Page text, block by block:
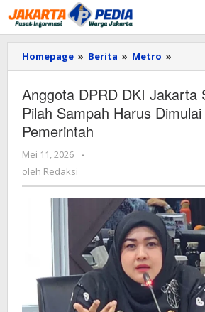
Lewati
ke
konten
Homepage » Berita » Metro »
DPRD
Sebut
dari
Anggota DPRD DKI Jakarta
Pilah Sampah Harus
Pemerintah
Mei 11, 2026
oleh
-
oleh Redaksi